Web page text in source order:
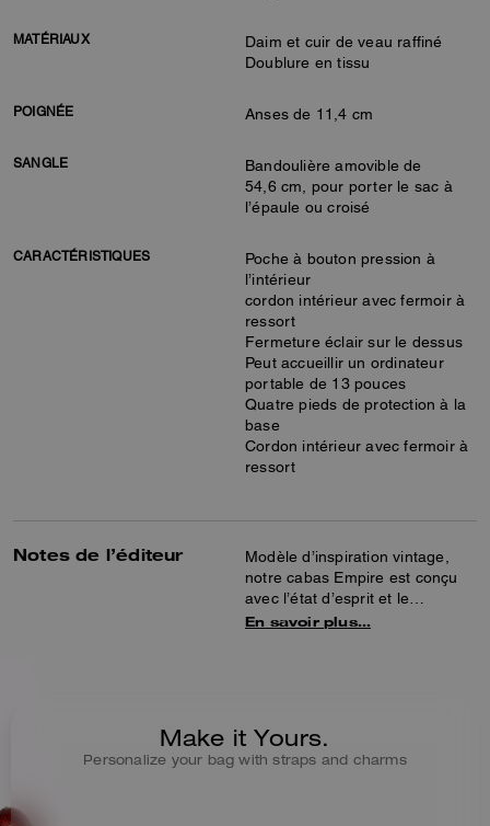
MATÉRIAUX
Daim et cuir de veau raffiné
Doublure en tissu
POIGNÉE Anses de 11,4 cm
SANGLE
Bandoulière amovible de
54,6 cm, pour porter le sac à
l’épaule ou croisé
CARACTÉRISTIQUES
Poche à bouton pression à
l’intérieur
cordon intérieur avec fermoir à
ressort
Fermeture éclair sur le dessus
Peut accueillir un ordinateur
portable de 13 pouces
Quatre pieds de protection à la
base
Cordon intérieur avec fermoir à
ressort
Notes de l’éditeur
Modèle d’inspiration vintage,
notre cabas Empire est conçu
avec l’état d’esprit et le
caractère de New York.
pouvant accueillir un ordinateur
de 13 pouces et d’une poche à
En savoir plus…
Make it Yours.
Personalize your bag with straps and charms